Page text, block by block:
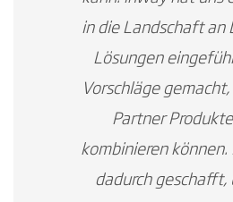
in die Landschaft an
Lösungen
Vorschläge
Partner
kombinieren können.
dadurch geschafft,